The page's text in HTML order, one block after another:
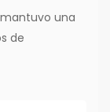
una
de